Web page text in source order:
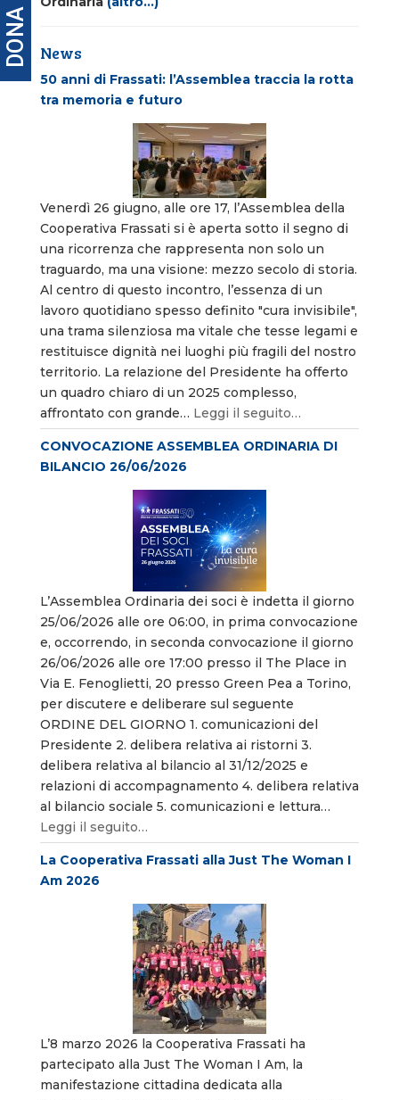
News
50 anni di Frassati: l’Assemblea traccia la rotta
tra memoria e futuro
Venerdì 26 giugno, alle ore 17, l’Assemblea della
Cooperativa Frassati si è aperta sotto il segno di
una ricorrenza che rappresenta non solo un
traguardo, ma una visione: mezzo secolo di storia.
Al centro di questo incontro, l’essenza di un
lavoro quotidiano spesso definito "cura invisibile",
una trama silenziosa ma vitale che tesse legami e
restituisce dignità nei luoghi più fragili del nostro
territorio. La relazione del Presidente ha offerto
un quadro chiaro di un 2025 complesso,
affrontato con grande… Leggi il seguito…
CONVOCAZIONE ASSEMBLEA ORDINARIA DI
BILANCIO 26/06/2026
L’Assemblea Ordinaria dei soci è indetta il giorno
25/06/2026 alle ore 06:00, in prima convocazione
e, occorrendo, in seconda convocazione il giorno
26/06/2026 alle ore 17:00 presso il The Place in
Via E. Fenoglietti, 20 presso Green Pea a Torino,
per discutere e deliberare sul seguente
ORDINE DEL GIORNO 1. comunicazioni del
Presidente 2. delibera relativa ai ristorni 3.
delibera relativa al bilancio al 31/12/2025 e
relazioni di accompagnamento 4. delibera relativa
al bilancio sociale 5. comunicazioni e lettura…
Leggi il seguito…
La Cooperativa Frassati alla Just The Woman I
Am 2026
L’8 marzo 2026 la Cooperativa Frassati ha
partecipato alla Just The Woman I Am, la
manifestazione cittadina dedicata alla
DONA